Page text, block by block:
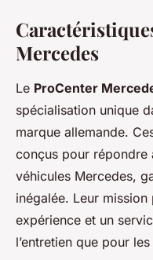
Mercedes
Le ProCenter
spécialisation unique
marque allemande.
conçus pour répondre
véhicules Mercedes,
inégalée. Leur
expérience et un
l’entretien que pour